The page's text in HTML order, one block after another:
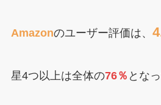
Amazonのユーザー評価は、
星4つ以上は全体の76％ とな